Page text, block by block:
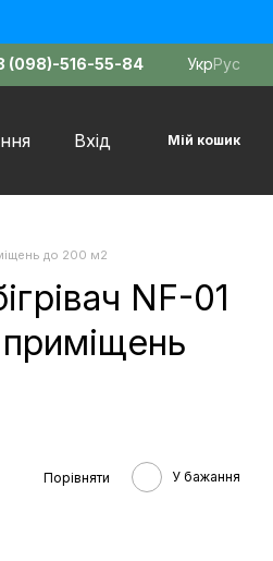
(098)-516-55-84 УкрРус
Вхід Мій кошик
до 200 м2
NF-01
Порівняти У бажання